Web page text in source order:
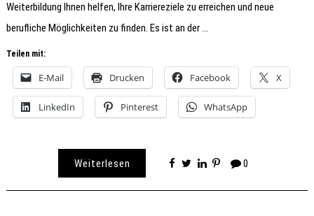
Weiterbildung Ihnen helfen, Ihre Karriereziele zu erreichen und neue
berufliche Möglichkeiten zu finden. Es ist an der …
Teilen mit:
E-Mail Drucken Facebook X
LinkedIn Pinterest WhatsApp
Weiterlesen 0